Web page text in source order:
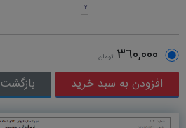
٢
٣٦٠,٠٠٠ تومان
بازگشت